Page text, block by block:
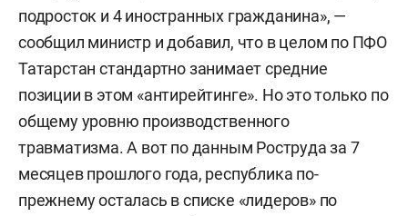
подросток и 4 иностранных гражданина», —
сообщил министр и добавил, что в целом по ПФО
Татарстан стандартно занимает средние
позиции в этом «антирейтинге». Но это только по
общему уровню производственного
травматизма. А вот по данным Роструда за 7
месяцев прошлого года, республика по-
прежнему осталась в списке «лидеров» по